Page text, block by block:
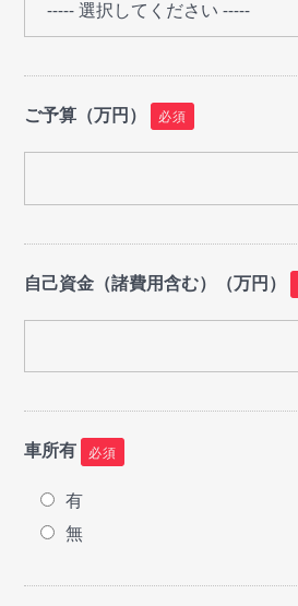
ご予算（万円） 必須
自己資金（諸費用含む）（万円）
車所有 必須
有
無